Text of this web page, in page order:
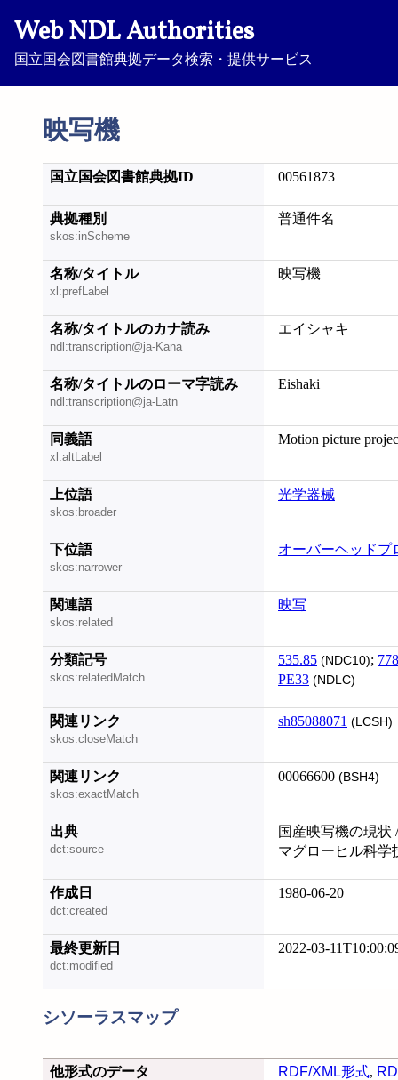
Web NDL Authorities
国立国会図書館典拠データ検索・提供サービス
映写機
国立国会図書館典拠ID 00561873
典拠種別
skos:inScheme
普通件名
名称/タイトル
xl:prefLabel
映写機
名称/タイトルのカナ読み
ndl:transcription@ja-Kana
エイシャキ
名称/タイトルのローマ字読み
ndl:transcription@ja-Latn
Eishaki
同義語
xl:altLabel
Motion picture
上位語
skos:broader
光学器械
下位語
skos:narrower
オーバーヘッドプ
関連語
skos:related
映写
分類記号
skos:relatedMatch
535.85 (NDC10);
PE33 (NDLC)
関連リンク
skos:closeMatch
sh85088071 (LCSH)
関連リンク
skos:exactMatch
00066600 (BSH4)
出典
dct:source
国産映写機の現状
マグローヒル科学
作成日
dct:created
1980-06-20
最終更新日
dct:modified
2022-03-
シソーラスマップ
他形式のデータ RDF/XML形式,